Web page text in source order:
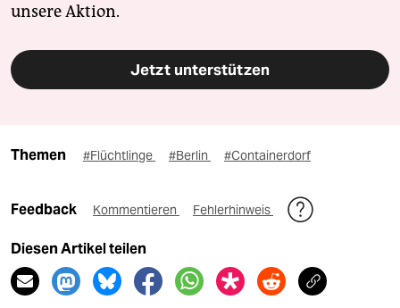
unsere Aktion.
Jetzt unterstützen
Themen #Flüchtlinge #Berlin #Containerdorf
Feedback Kommentieren Fehlerhinweis
Diesen Artikel teilen